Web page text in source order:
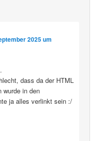
2025 um
dass da der HTML
wurde in den
ja alles verlinkt sein :/